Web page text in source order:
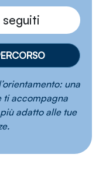
una
ti accompagna
adatto alle tue